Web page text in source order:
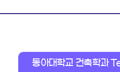
동아대학교 건축학과